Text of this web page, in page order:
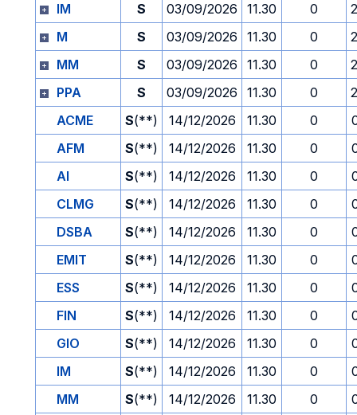
IM
S 03/09/2026 11.30 0
M
S 03/09/2026 11.30 0
MM
S 03/09/2026 11.30 0
PPA
S 03/09/2026 11.30 0
ACME
S(**) 14/12/2026 11.30 0
AFM
S(**) 14/12/2026 11.30 0
AI
S(**) 14/12/2026 11.30 0
CLMG
S(**) 14/12/2026 11.30 0
DSBA
S(**) 14/12/2026 11.30 0
EMIT
S(**) 14/12/2026 11.30 0
ESS
S(**) 14/12/2026 11.30 0
FIN
S(**) 14/12/2026 11.30 0
GIO
S(**) 14/12/2026 11.30 0
IM
S(**) 14/12/2026 11.30 0
MM
S(**) 14/12/2026 11.30 0